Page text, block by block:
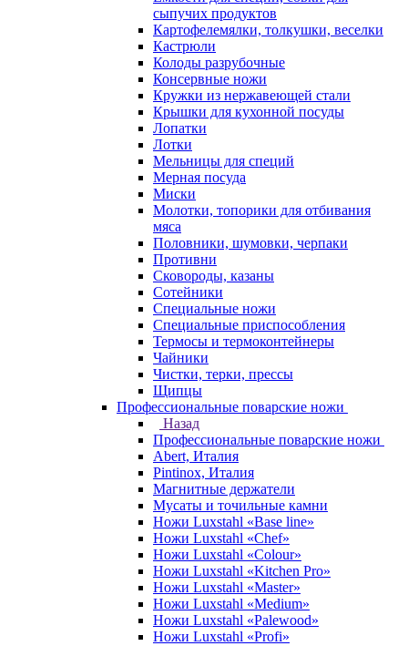
сыпучих продуктов
Картофелемялки, толкушки, веселки
Кастрюли
Колоды разрубочные
Консервные ножи
Кружки из нержавеющей стали
Крышки для кухонной посуды
Лопатки
Лотки
Мельницы для специй
Мерная посуда
Миски
Молотки, топорики для отбивания
мяса
Половники, шумовки, черпаки
Противни
Сковороды, казаны
Сотейники
Специальные ножи
Специальные приспособления
Термосы и термоконтейнеры
Чайники
Чистки, терки, прессы
Щипцы
Профессиональные поварские ножи
Назад
Профессиональные поварские ножи
Abert, Италия
Pintinox, Италия
Магнитные держатели
Мусаты и точильные камни
Ножи Luxstahl «Base line»
Ножи Luxstahl «Chef»
Ножи Luxstahl «Colour»
Ножи Luxstahl «Kitchen Pro»
Ножи Luxstahl «Master»
Ножи Luxstahl «Medium»
Ножи Luxstahl «Palewood»
Ножи Luxstahl «Profi»